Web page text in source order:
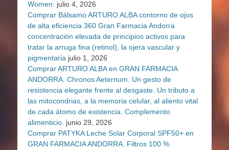
Women: julio 4, 2026
Comprar Bálsamo ARTURO ALBA contorno de ojos
de alta eficiencia 360 Gran Farmacia Andorra
concentración elevada de principios activos para
tratar la arruga fina (retinol), la ojera vascular y
pigmentaria julio 1, 2026
Comprar ARTURO ALBA en GRAN FARMACIA
ANDORRA. Chronos Aeternum. Un gesto de
resistencia elegante frente al desgaste. Un tributo a
las mitocondrias, a la memoria celular, al aliento vital
de cada átomo de existencia. Complemento
alimenticio. junio 29, 2026
Comprar PATYKA Leche Solar Corporal SPF50+ en
GRAN FARMACIA ANDORRA. Filtros 100 %